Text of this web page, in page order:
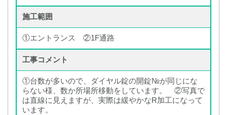
施工範囲
①エントランス ②1F通路
工事コメント
①台数が多いので、ダイヤル錠の開錠№が同じにな
らない様、数か所場所移動をしています。 ②写真で
は直線に見えますが、実際は緩やかなR加工になって
います。